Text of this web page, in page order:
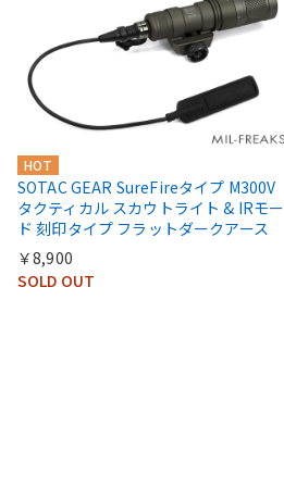
HOT
SOTAC GEAR SureFireタイプ M300V
タクティカル スカウトライト & IRモー
ド 刻印タイプ フラットダークアース
￥8,900
SOLD OUT